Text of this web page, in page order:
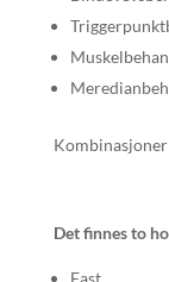
Kombinasjoner
Det finnes to